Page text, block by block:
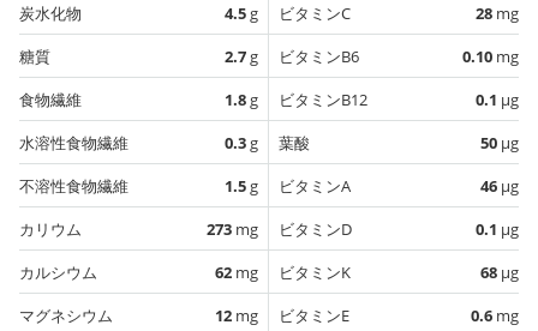
炭水化物
4.5g
糖質
2.7g
食物繊維
1.8g
水溶性食物繊維
0.3g
不溶性食物繊維
1.5g
カリウム
273 mg
カルシウム
62 mg
マグネシウム
12 mg
ビタミンC
28 mg
ビタミンB6
0.10 mg
ビタミンB12
0.1 µg
葉酸
50 µg
ビタミンA
46 µg
ビタミンD
0.1 µg
ビタミンK
68 µg
ビタミンE
0.6 mg